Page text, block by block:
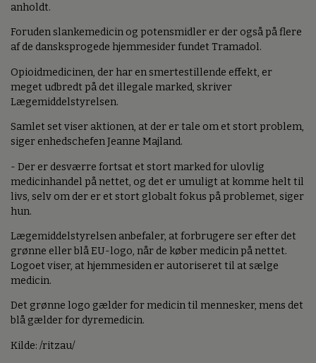
anholdt.
Foruden slankemedicin og potensmidler er der også på flere
af de dansksprogede hjemmesider fundet Tramadol.
Opioidmedicinen, der har en smertestillende effekt, er
meget udbredt på det illegale marked, skriver
Lægemiddelstyrelsen.
Samlet set viser aktionen, at der er tale om et stort problem,
siger enhedschefen Jeanne Majland.
- Der er desværre fortsat et stort marked for ulovlig
medicinhandel på nettet, og det er umuligt at komme helt til
livs, selv om der er et stort globalt fokus på problemet, siger
hun.
Lægemiddelstyrelsen anbefaler, at forbrugere ser efter det
grønne eller blå EU-logo, når de køber medicin på nettet.
Logoet viser, at hjemmesiden er autoriseret til at sælge
medicin.
Det grønne logo gælder for medicin til mennesker, mens det
blå gælder for dyremedicin.
Kilde: /ritzau/